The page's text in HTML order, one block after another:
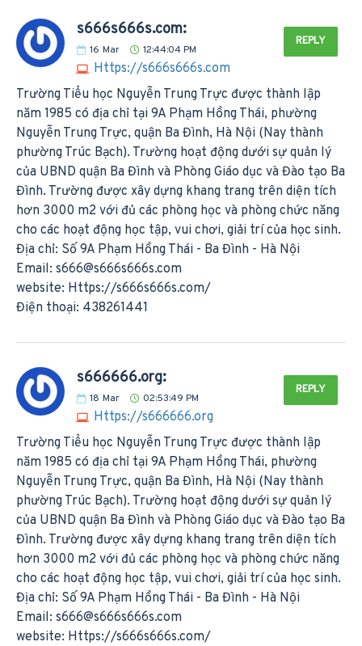
s666s666s.com:
16 Mar 12:44:04 PM
Https://s666s666s.com
REPLY
Trường Tiểu học Nguyễn Trung Trực được thành lập
năm 1985 có địa chỉ tại 9A Phạm Hồng Thái, phường
Nguyễn Trung Trực, quận Ba Đình, Hà Nội (Nay thành
phường Trúc Bạch). Trường hoạt động dưới sự quản lý
của UBND quận Ba Đình và Phòng Giáo dục và Đào tạo Ba
Đình. Trường được xây dựng khang trang trên diện tích
hơn 3000 m2 với đủ các phòng học và phòng chức năng
cho các hoạt động học tập, vui chơi, giải trí của học sinh.
Địa chỉ: Số 9A Phạm Hồng Thái - Ba Đình - Hà Nội
Email: s666@s666s666s.com
website: Https://s666s666s.com/
Điện thoại: 438261441
s666666.org:
18 Mar 02:53:49 PM
Https://s666666.org
REPLY
Trường Tiểu học Nguyễn Trung Trực được thành lập
năm 1985 có địa chỉ tại 9A Phạm Hồng Thái, phường
Nguyễn Trung Trực, quận Ba Đình, Hà Nội (Nay thành
phường Trúc Bạch). Trường hoạt động dưới sự quản lý
của UBND quận Ba Đình và Phòng Giáo dục và Đào tạo Ba
Đình. Trường được xây dựng khang trang trên diện tích
hơn 3000 m2 với đủ các phòng học và phòng chức năng
cho các hoạt động học tập, vui chơi, giải trí của học sinh.
Địa chỉ: Số 9A Phạm Hồng Thái - Ba Đình - Hà Nội
Email: s666@s666s666s.com
website: Https://s666s666s.com/